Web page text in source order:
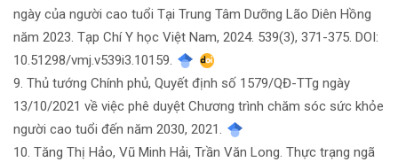
ngày của người cao tuổi Tại Trung Tâm Dưỡng Lão Diên Hồng
năm 2023. Tạp Chí Y học Việt Nam, 2024. 539(3), 371-375. DOI:
10.51298/vmj.v539i3.10159.
9. Thủ tướng Chính phủ, Quyết định số 1579/QĐ-TTg ngày
13/10/2021 về việc phê duyệt Chương trình chăm sóc sức khỏe
người cao tuổi đến năm 2030, 2021.
10. Tăng Thị Hảo, Vũ Minh Hải, Trần Văn Long. Thực trạng ngã